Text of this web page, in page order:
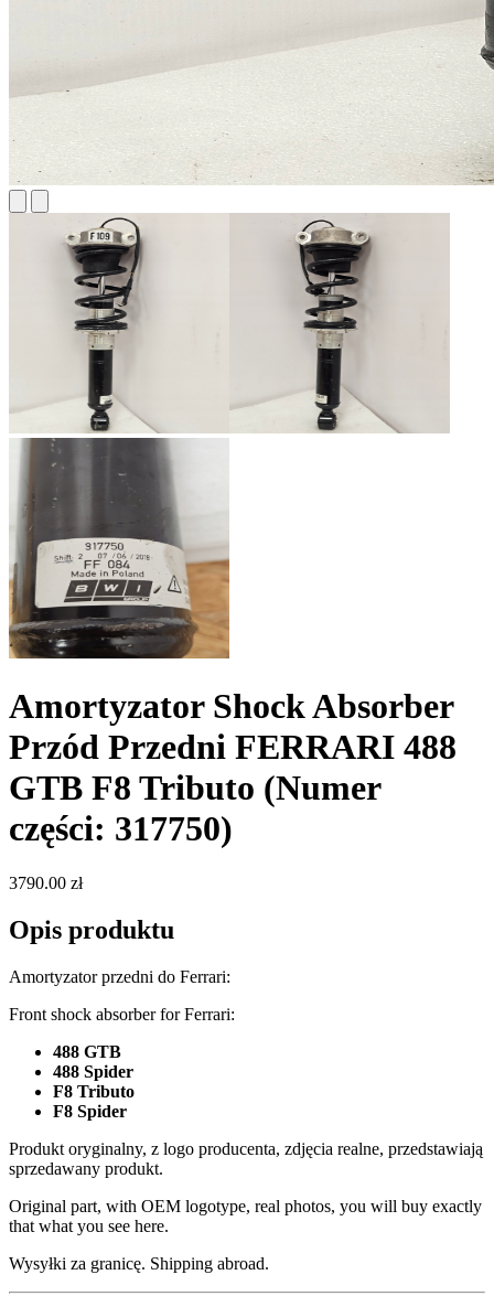
Amortyzator Shock Absorber
Przód Przedni FERRARI 488
GTB F8 Tributo (Numer
części: 317750)
3790.00 zł
Opis produktu
Amortyzator przedni do Ferrari:
Front shock absorber for Ferrari:
488 GTB
488 Spider
F8 Tributo
F8 Spider
Produkt oryginalny, z logo producenta, zdjęcia realne, przedstawiają
sprzedawany produkt.
Original part, with OEM logotype, real photos, you will buy exactly
that what you see here.
Wysyłki za granicę. Shipping abroad.